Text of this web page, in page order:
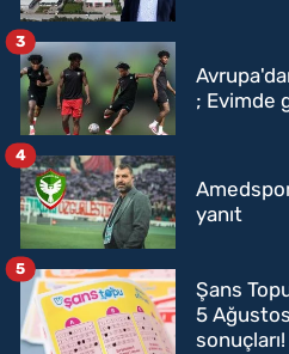
; Evimde
3
yanıt
4
Şans
5
5